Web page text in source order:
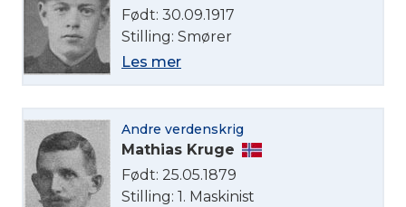
Født: 30.09.1917
Stilling: Smører
Les mer
Andre verdenskrig
Mathias Kruge
Født: 25.05.1879
Stilling: 1. Maskinist